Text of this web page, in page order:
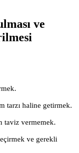
ve
tarzı haline getirmek.
taviz vermemek.
ve gerekli